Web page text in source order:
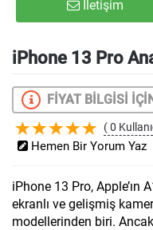
İletişim
iPhone 13 Pro
FİYAT BİLGİSİ
( 0
Hemen Bir Yorum Yaz
iPhone 13 Pro,
ekranlı ve gelişmiş
modellerinden biri.